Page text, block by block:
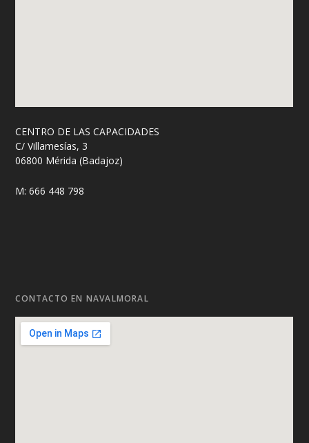
CENTRO DE LAS CAPACIDADES
C/ Villamesías, 3
06800 Mérida (Badajoz)
M: 666 448 798
CONTACTO EN NAVALMORAL